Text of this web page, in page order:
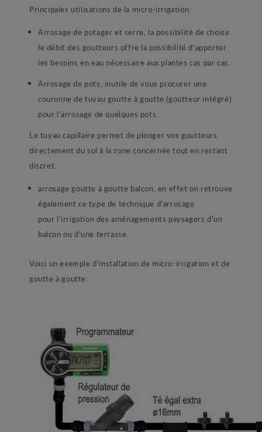
Principales utilisations de la micro-irrigation:
Arrosage de potager et serre, la possibilité de choisir
le débit des goutteurs offre la possibilité d'apporter
les besoins en eau nécessaire aux plantes cas par cas.
Arrosage de pots, inutile de vous procurer une
couronne de tuyau goutte à goutte (goutteur intégré)
pour l'arrosage de quelques pots.
Le tuyau capillaire permet de plonger vos goutteurs
directement du sol à la zone concernée tout en restant
discret.
arrosage goutte à goutte balcon, en effet on retrouve
également ce type de technique d'arrosage
pour l'irrigation des aménagements paysagers d'un
balcon ou d'une terrasse.
Voici un exemple d'installation de micro-irrigation et de
goutte à goutte.